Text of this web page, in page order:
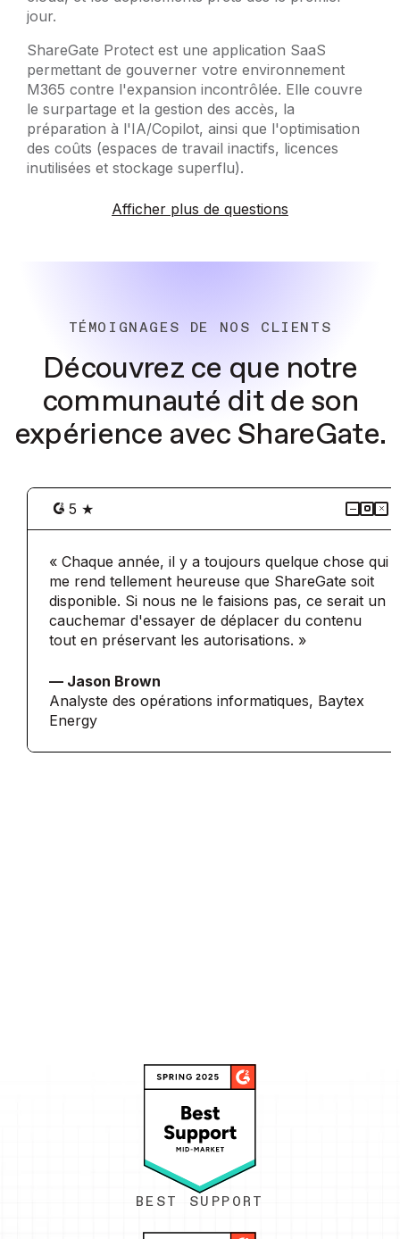
jour.
ShareGate Protect est une application SaaS
permettant de gouverner votre environnement
M365 contre l'expansion incontrôlée. Elle couvre
le surpartage et la gestion des accès, la
préparation à l'IA/Copilot, ainsi que l'optimisation
des coûts (espaces de travail inactifs, licences
inutilisées et stockage superflu).
Afficher plus de questions
TÉMOIGNAGES DE NOS CLIENTS
Découvrez ce que notre
communauté dit de son
expérience avec ShareGate.
5 ★
« Chaque année, il y a toujours quelque chose qui
me rend tellement heureuse que ShareGate soit
disponible. Si nous ne le faisions pas, ce serait un
cauchemar d'essayer de déplacer du contenu
tout en préservant les autorisations. »
— Jason Brown
Analyste des opérations informatiques, Baytex
Energy
BEST SUPPORT